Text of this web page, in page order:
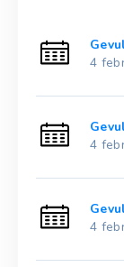
4
4
4